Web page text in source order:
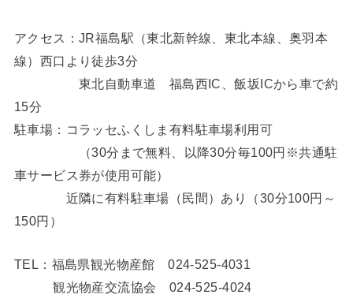
アクセス：JR福島駅（東北新幹線、東北本線、奥羽本
線）西口より徒歩3分
東北自動車道 福島西IC、飯坂ICから車で約
15分
駐車場：コラッセふくしま有料駐車場利用可
（30分まで無料、以降30分毎100円※共通駐
車サービス券が使用可能）
近隣に有料駐車場（民間）あり（30分100円～
150円）
TEL：​​福島県観光物産館 024-525-4031
観光物産交流協会 024-525-4024